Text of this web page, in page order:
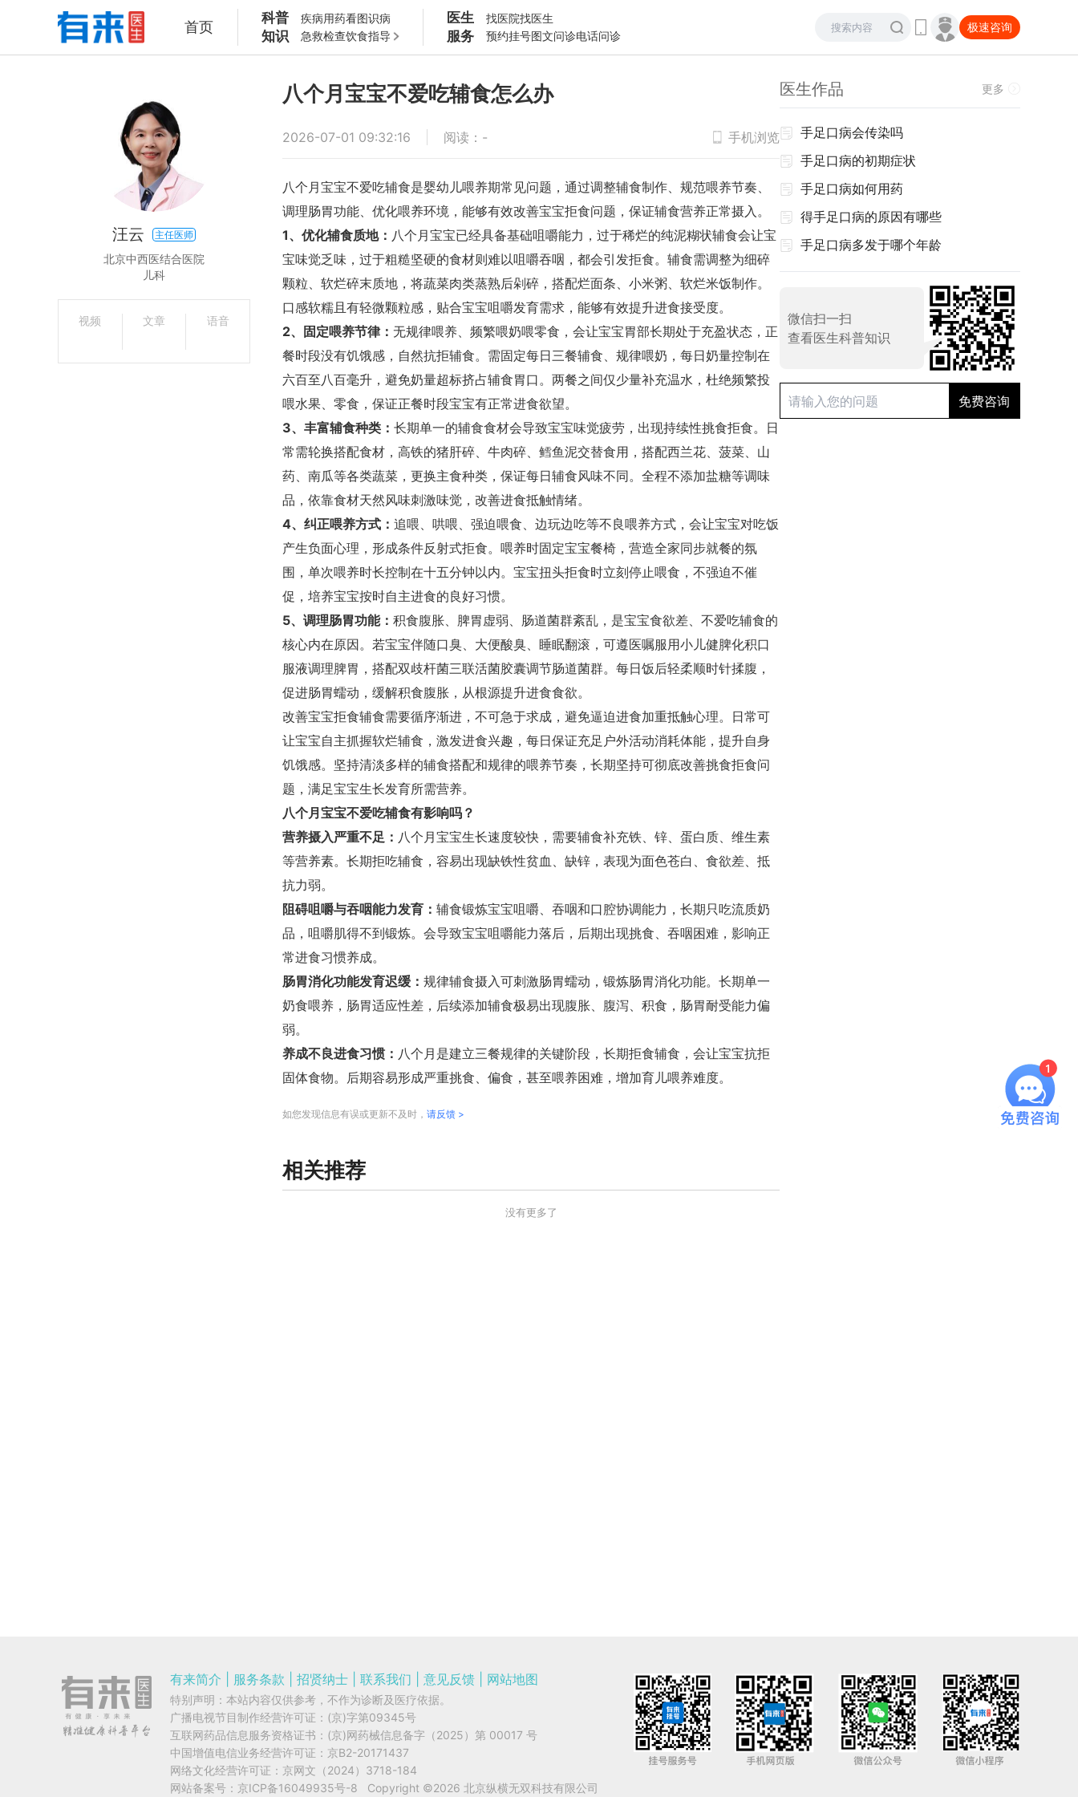
首页
科普
知识
疾病用药看图识病
急救检查饮食指导
医生
服务
找医院找医生
预约挂号图文问诊电话问诊
极速咨询
汪云 主任医师
北京中西医结合医院
儿科
视频 文章 语音
八个月宝宝不爱吃辅食怎么办
2026-07-01 09:32:16 阅读 ： - 手机浏览
八个月宝宝不爱吃辅食是婴幼儿喂养期常见问题，通过调整辅食制作、规范喂养节奏、
调理肠胃功能、优化喂养环境，能够有效改善宝宝拒食问题，保证辅食营养正常摄入。
1、优化辅食质地： 八个月宝宝已经具备基础咀嚼能力，过于稀烂的纯泥糊状辅食会让宝
宝味觉乏味，过于粗糙坚硬的食材则难以咀嚼吞咽，都会引发拒食。辅食需调整为细碎
颗粒、软烂碎末质地，将蔬菜肉类蒸熟后剁碎，搭配烂面条、小米粥、软烂米饭制作。
口感软糯且有轻微颗粒感，贴合宝宝咀嚼发育需求，能够有效提升进食接受度。
2、固定喂养节律： 无规律喂养、频繁喂奶喂零食，会让宝宝胃部长期处于充盈状态，正
餐时段没有饥饿感，自然抗拒辅食。需固定每日三餐辅食、规律喂奶，每日奶量控制在
六百至八百毫升，避免奶量超标挤占辅食胃口。两餐之间仅少量补充温水，杜绝频繁投
喂水果、零食，保证正餐时段宝宝有正常进食欲望。
3、丰富辅食种类： 长期单一的辅食食材会导致宝宝味觉疲劳，出现持续性挑食拒食。日
常需轮换搭配食材，高铁的猪肝碎、牛肉碎、鳕鱼泥交替食用，搭配西兰花、菠菜、山
药、南瓜等各类蔬菜，更换主食种类，保证每日辅食风味不同。全程不添加盐糖等调味
品，依靠食材天然风味刺激味觉，改善进食抵触情绪。
4、纠正喂养方式： 追喂、哄喂、强迫喂食、边玩边吃等不良喂养方式，会让宝宝对吃饭
产生负面心理，形成条件反射式拒食。喂养时固定宝宝餐椅，营造全家同步就餐的氛
围，单次喂养时长控制在十五分钟以内。宝宝扭头拒食时立刻停止喂食，不强迫不催
促，培养宝宝按时自主进食的良好习惯。
5、调理肠胃功能： 积食腹胀、脾胃虚弱、肠道菌群紊乱，是宝宝食欲差、不爱吃辅食的
核心内在原因。若宝宝伴随口臭、大便酸臭、睡眠翻滚，可遵医嘱服用小儿健脾化积口
服液调理脾胃，搭配双歧杆菌三联活菌胶囊调节肠道菌群。每日饭后轻柔顺时针揉腹，
促进肠胃蠕动，缓解积食腹胀，从根源提升进食食欲。
改善宝宝拒食辅食需要循序渐进，不可急于求成，避免逼迫进食加重抵触心理。日常可
让宝宝自主抓握软烂辅食，激发进食兴趣，每日保证充足户外活动消耗体能，提升自身
饥饿感。坚持清淡多样的辅食搭配和规律的喂养节奏，长期坚持可彻底改善挑食拒食问
题，满足宝宝生长发育所需营养。
八个月宝宝不爱吃辅食有影响吗？
营养摄入严重不足： 八个月宝宝生长速度较快，需要辅食补充铁、锌、蛋白质、维生素
等营养素。长期拒吃辅食，容易出现缺铁性贫血、缺锌，表现为面色苍白、食欲差、抵
抗力弱。
阻碍咀嚼与吞咽能力发育： 辅食锻炼宝宝咀嚼、吞咽和口腔协调能力，长期只吃流质奶
品，咀嚼肌得不到锻炼。会导致宝宝咀嚼能力落后，后期出现挑食、吞咽困难，影响正
常进食习惯养成。
肠胃消化功能发育迟缓： 规律辅食摄入可刺激肠胃蠕动，锻炼肠胃消化功能。长期单一
奶食喂养，肠胃适应性差，后续添加辅食极易出现腹胀、腹泻、积食，肠胃耐受能力偏
弱。
养成不良进食习惯： 八个月是建立三餐规律的关键阶段，长期拒食辅食，会让宝宝抗拒
固体食物。后期容易形成严重挑食、偏食，甚至喂养困难，增加育儿喂养难度。
如您发现信息有误或更新不及时， 请反馈 >
相关推荐
没有更多了
医生作品 更多
手足口病会传染吗
手足口病的初期症状
手足口病如何用药
得手足口病的原因有哪些
手足口病多发于哪个年龄
微信扫一扫
查看医生科普知识
有来简介 服务条款 招贤纳士 联系我们 意见反馈 网站地图
特别声明：本站内容仅供参考，不作为诊断及医疗依据。
广播电视节目制作经营许可证： (京)字第09345号
互联网药品信息服务资格证书： (京)网药械信息备字（2025）第 00017 号
中国增值电信业务经营许可证： 京B2-20171437
网络文化经营许可证： 京网文（2024）3718-184
网站备案号： 京ICP备16049935号-8 Copyright ©2026 北京纵横无双科技有限公司